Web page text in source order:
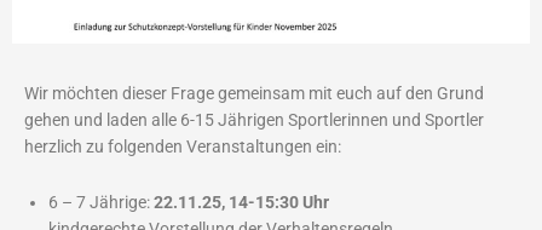
Wir möchten dieser Frage gemeinsam mit euch auf den Grund
gehen und laden alle 6-15 Jährigen Sportlerinnen und Sportler
herzlich zu folgenden Veranstaltungen ein:
6 – 7 Jährige:22.11.25, 14-15:30 Uhr